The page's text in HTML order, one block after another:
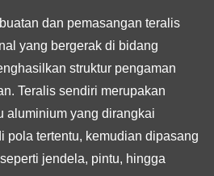
dan pemasangan teralis
yang bergerak di bidang
struktur pengaman
Teralis sendiri merupakan
aluminium yang dirangkai
pola tertentu, kemudian dipasang
jendela, pintu, hingga